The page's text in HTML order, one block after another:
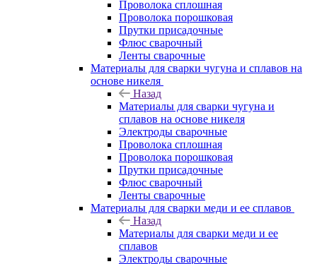
Проволока сплошная
Проволока порошковая
Прутки присадочные
Флюс сварочный
Ленты сварочные
Материалы для сварки чугуна и сплавов на
основе никеля
Назад
Материалы для сварки чугуна и
сплавов на основе никеля
Электроды сварочные
Проволока сплошная
Проволока порошковая
Прутки присадочные
Флюс сварочный
Ленты сварочные
Материалы для сварки меди и ее сплавов
Назад
Материалы для сварки меди и ее
сплавов
Электроды сварочные